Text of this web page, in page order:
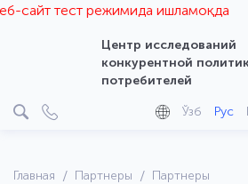
тест режимида ишламоқда
Центр исследований
конкурентной
потребителей
Ўзб Рус
Главная Партнеры Партнеры